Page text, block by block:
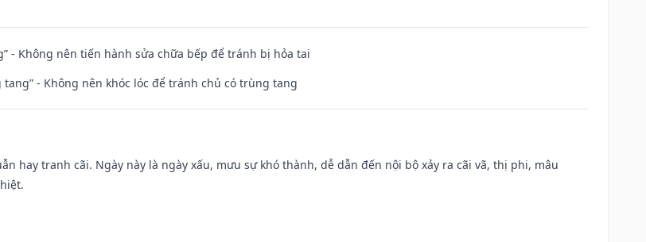
- Không nên tiến hành sửa chữa bếp để tránh bị hỏa tai
tang” - Không nên khóc lóc để tránh chủ có trùng tang
hay tranh cãi. Ngày này là ngày xấu, mưu sự khó thành, dễ dẫn đến nội bộ xảy ra cãi vã, thị phi, mâu